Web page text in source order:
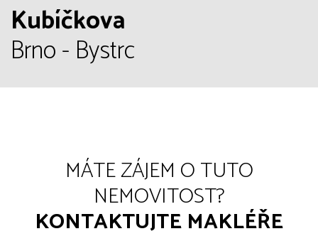
Kubíčkova
Brno - Bystrc
MÁTE ZÁJEM O TUTO
NEMOVITOST?
KONTAKTUJTE MAKLÉŘE